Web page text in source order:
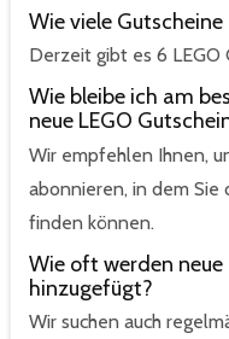
Wie viele
Derzeit gibt es 6 LEGO
Wie bleibe ich am
neue LEGO
Wir empfehlen Ihnen,
abonnieren, in dem Sie
finden können.
Wie oft werden neue
hinzugefügt?
Wir suchen auch